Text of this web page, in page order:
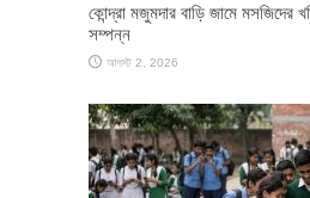
কোন্দ্রা মজুমদার বাড়ি জামে মসজিদের
সম্পন্ন
আগস্ট 2, 2026